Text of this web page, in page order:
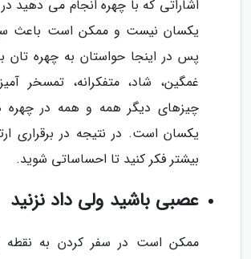
اشاراتی که با چهره انجام می دهید
یکسان نیست و ممکن است باعث
پس در اینجا حواستان به چهره تان
غمگین، شاد، متفکرانه، تمسخر
چیزهای دیگر همه و همه در
یکسان است. در نتیجه در برقراری
بیشتر فکر کنید تا احساساتی شوید.
عصبی باشید ولی داد نزنید
ممکن است در سفر کردن به نقطه